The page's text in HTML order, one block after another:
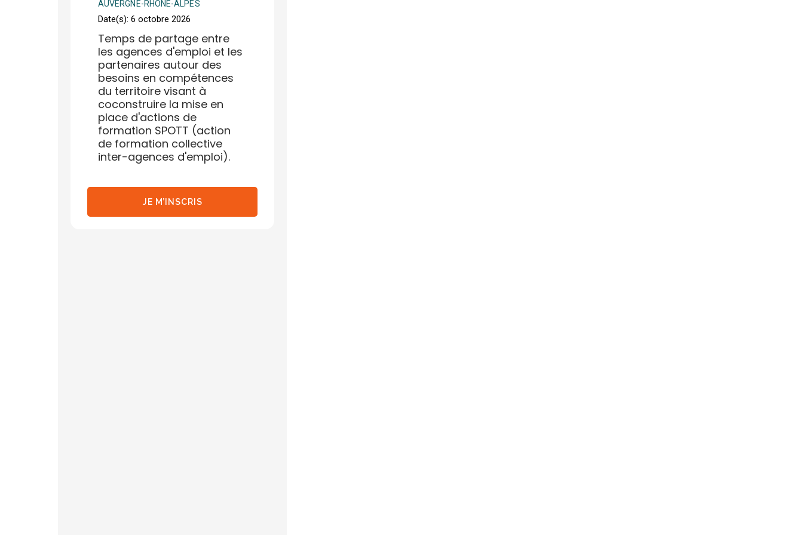
AUVERGNE-RHÔNE-ALPES
Date(s): 6 octobre 2026
Temps de partage entre
les agences d'emploi et les
partenaires autour des
besoins en compétences
du territoire visant à
coconstruire la mise en
place d'actions de
formation SPOTT (action
de formation collective
inter-agences d'emploi).
JE M’INSCRIS